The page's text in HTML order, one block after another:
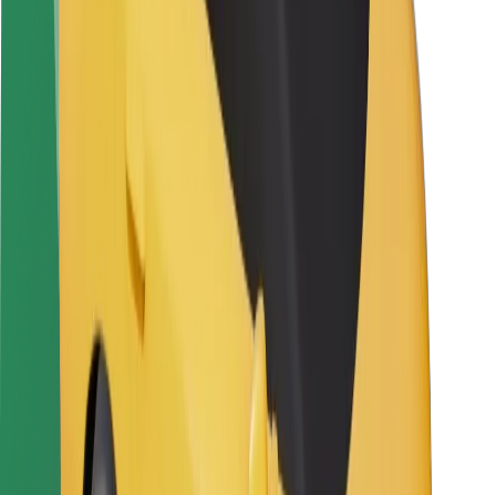
Keleivių saugumas
Vairuotojų saugumas
Paspirtukų saugumas
Saugumo laboratorija
Vietovės
Sprendimai miestams
Oro uostai
„Bolt“ įkrovimo stotelės
Pagalba
Keleiviams